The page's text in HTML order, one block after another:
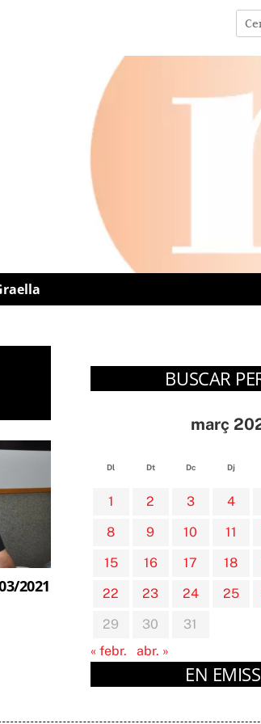
2021
BUSCAR
març
Dl Dt Dc Dj
1 2 3 4
8
9 10 11
15
16 17 18
22
23 24 25
29
30
31
« febr.
abr. »
EN